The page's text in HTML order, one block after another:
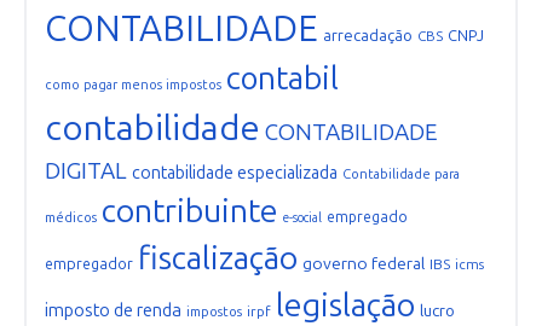
CONTABILIDADE arrecadação CBS CNPJ
como pagar menos impostos contabil
contabilidade CONTABILIDADE
DIGITAL contabilidade especializada Contabilidade para
médicos contribuinte e-social empregado
empregador fiscalização governo federal IBS icms
imposto de renda impostos irpf legislação lucro